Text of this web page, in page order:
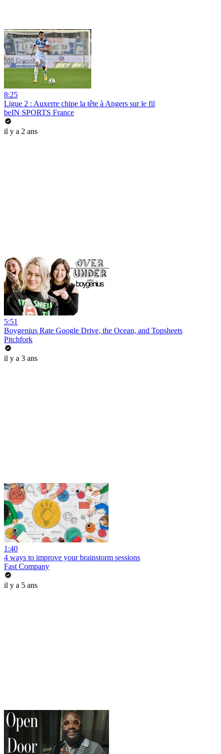
8:25
Ligue 2 : Auxerre chipe la tête à Angers sur le fil
beIN SPORTS France
il y a 2 ans
5:51
Boygenius Rate Google Drive, the Ocean, and Topsheets
Pitchfork
il y a 3 ans
1:40
4 ways to improve your brainstorm sessions
Fast Company
il y a 5 ans